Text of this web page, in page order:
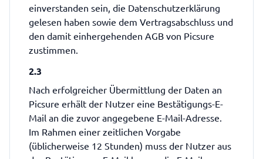
einverstanden sein, die Datenschutzerklärung
gelesen haben sowie dem Vertragsabschluss und
den damit einhergehenden AGB von Picsure
zustimmen.
2.3
Nach erfolgreicher Übermittlung der Daten an
Picsure erhält der Nutzer eine Bestätigungs-E-
Mail an die zuvor angegebene E-Mail-Adresse.
Im Rahmen einer zeitlichen Vorgabe
(üblicherweise 12 Stunden) muss der Nutzer aus